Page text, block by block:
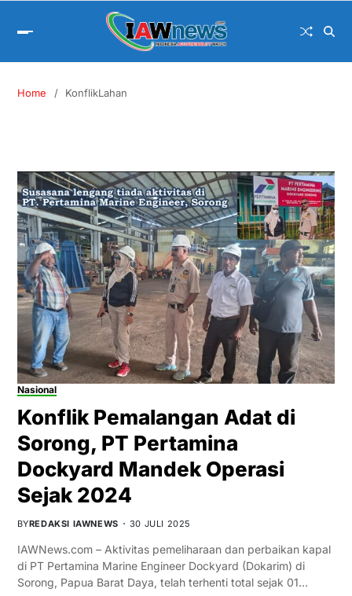
Home KonflikLahan
Nasional
Konflik Pemalangan Adat di
Sorong, PT Pertamina
Dockyard Mandek Operasi
Sejak 2024
BYREDAKSI IAWNEWS 30 JULI 2025
IAWNews.com – Aktivitas pemeliharaan dan perbaikan kapal
di PT Pertamina Marine Engineer Dockyard (Dokarim) di
Sorong, Papua Barat Daya, telah terhenti total sejak 01…